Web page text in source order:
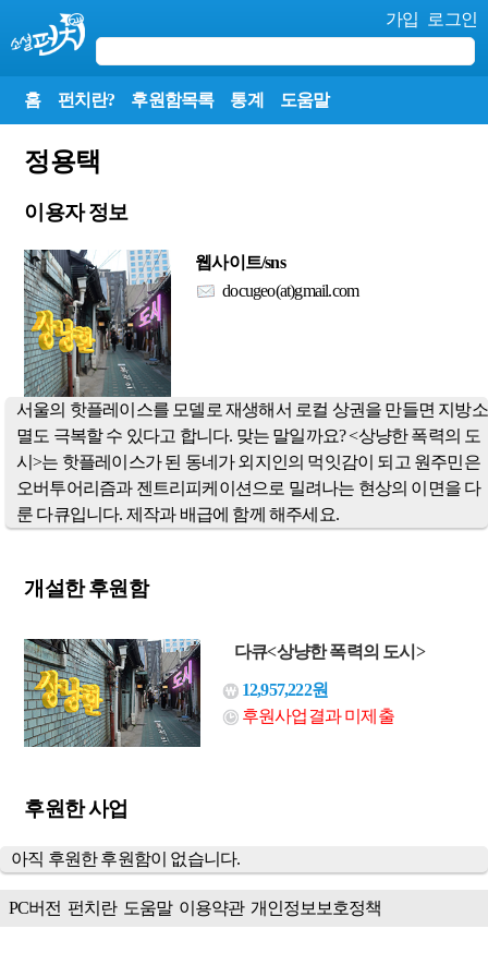
가입 로그인
홈 펀치란? 후원함목록 통계 도움말
정용택
이용자 정보
웹사이트/sns
docugeo(at)gmail.com
서울의 핫플레이스를 모델로 재생해서 로컬 상권을 만들면 지방소
멸도 극복할 수 있다고 합니다. 맞는 말일까요? <상냥한 폭력의 도
시>는 핫플레이스가 된 동네가 외지인의 먹잇감이 되고 원주민은
오버투어리즘과 젠트리피케이션으로 밀려나는 현상의 이면을 다
룬 다큐입니다. 제작과 배급에 함께 해주세요.
개설한 후원함
다큐<상냥한 폭력의 도시>
12,957,222원
후원사업결과 미제출
후원한 사업
아직 후원한 후원함이 없습니다.
PC버전 펀치란 도움말 이용약관 개인정보보호정책